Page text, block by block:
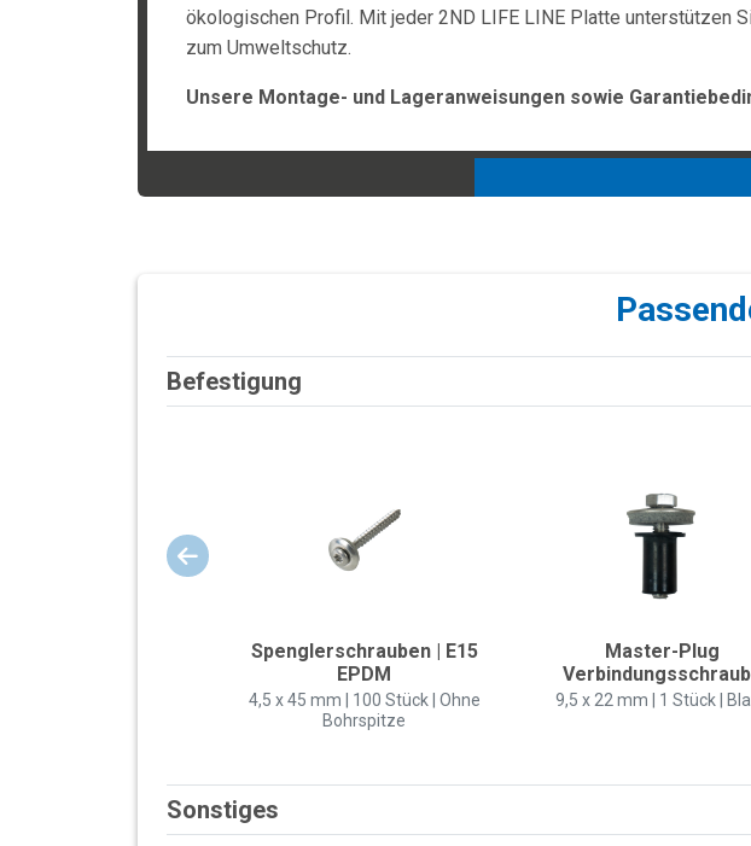
ökologischen Profil. Mit jeder 2ND LIFE LINE Platte unterstützen
zum Umweltschutz.
Unsere Montage- und Lageranweisungen sowie
Befestigung
Spenglerschrauben | E15
EPDM
4,5 x 45 mm | 100 Stück | Ohne
Bohrspitze
Master-Plug
9,5 x 22 mm | 1 Stück |
Sonstiges